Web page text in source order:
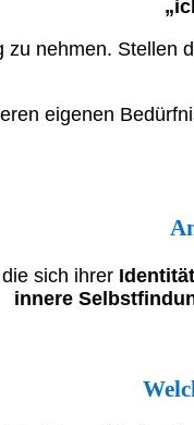
nehmen. Stellen
eigenen
sich ihrer
innere